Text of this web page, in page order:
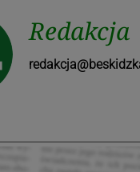
Redakcja